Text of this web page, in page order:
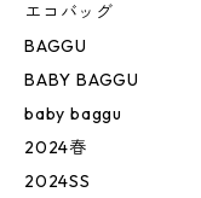
エコバッグ
BAGGU
BABY BAGGU
baby baggu
2024春
2024SS